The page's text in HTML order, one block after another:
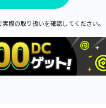
際の取り扱いを確認してください。